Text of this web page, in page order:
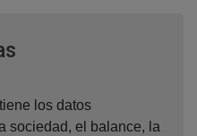
los datos
sociedad, el balance, la